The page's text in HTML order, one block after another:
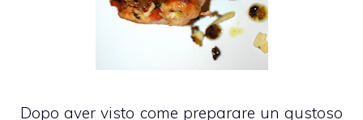
Dopo aver visto come preparare un gustoso